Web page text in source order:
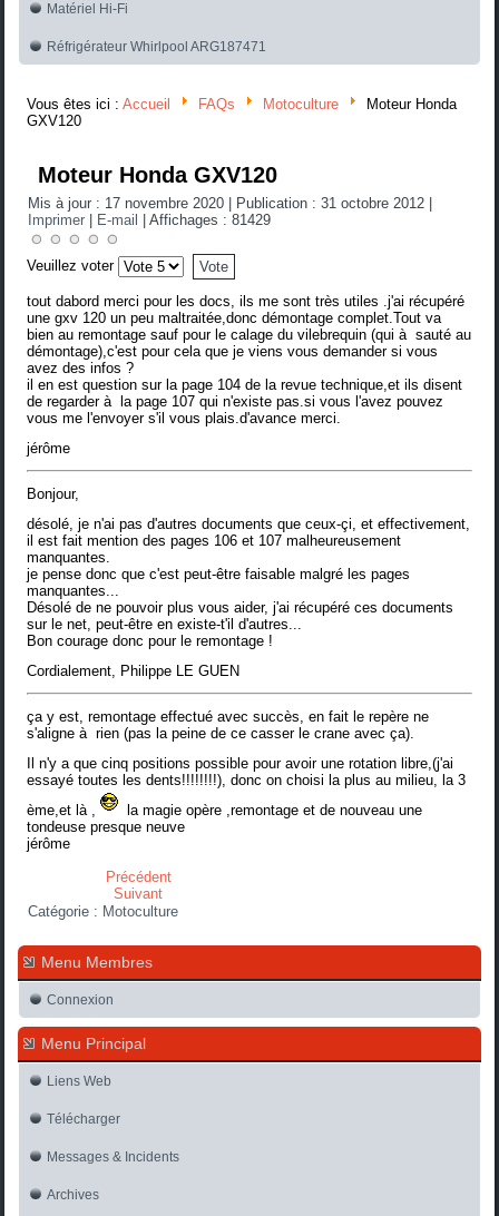
Matériel Hi-Fi
Réfrigérateur Whirlpool ARG187471
Vous êtes ici :Accueil FAQs Motoculture
Moteur Honda
GXV120
Moteur Honda GXV120
Mis à jour : 17 novembre 2020 Publication : 31 octobre 2012
Imprimer
E-mail |Affichages : 81429
Veuillez voter
tout dabord merci pour les docs, ils me sont très utiles .j'ai récupéré
une gxv 120 un peu maltraitée,donc démontage complet.Tout va
bien au remontage sauf pour le calage du vilebrequin (qui à sauté au
démontage),c'est pour cela que je viens vous demander si vous
avez des infos ?
il en est question sur la page 104 de la revue technique,et ils disent
de regarder à la page 107 qui n'existe pas.si vous l'avez pouvez
vous me l'envoyer s'il vous plais.d'avance merci.
jérôme
Bonjour,
désolé, je n'ai pas d'autres documents que ceux-çi, et effectivement,
il est fait mention des pages 106 et 107 malheureusement
manquantes.
je pense donc que c'est peut-être faisable malgré les pages
manquantes...
Désolé de ne pouvoir plus vous aider, j'ai récupéré ces documents
sur le net, peut-être en existe-t'il d'autres...
Bon courage donc pour le remontage !
Cordialement, Philippe LE GUEN
ça y est, remontage effectué avec succès, en fait le repère ne
s'aligne à rien (pas la peine de ce casser le crane avec ça).
Il n'y a que cinq positions possible pour avoir une rotation libre,(j'ai
essayé toutes les dents!!!!!!!!), donc on choisi la plus au milieu, la 3
ème,et là ,
la magie opère ,remontage et de nouveau une
tondeuse presque neuve
jérôme
Précédent
Suivant
Catégorie : Motoculture
Menu Membres
Connexion
Menu Principal
Liens Web
Télécharger
Messages & Incidents
Archives